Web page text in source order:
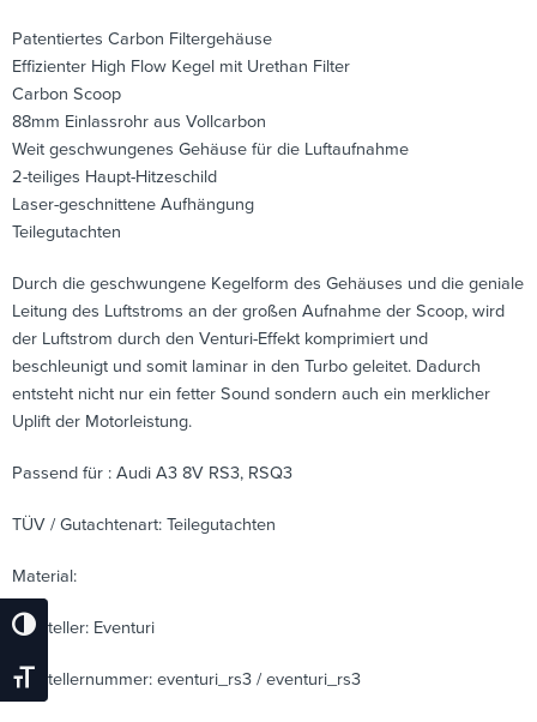
Umschalten Auf Hohe Kontraste
Schrift Vergrößern
Patentiertes Carbon Filtergehäuse
Effizienter High Flow Kegel mit Urethan Filter
Carbon Scoop
88mm Einlassrohr aus Vollcarbon
Weit geschwungenes Gehäuse für die Luftaufnahme
2-teiliges Haupt-Hitzeschild
Laser-geschnittene Aufhängung
Teilegutachten
Durch die geschwungene Kegelform des Gehäuses und die geniale
Leitung des Luftstroms an der großen Aufnahme der Scoop, wird
der Luftstrom durch den Venturi-Effekt komprimiert und
beschleunigt und somit laminar in den Turbo geleitet. Dadurch
entsteht nicht nur ein fetter Sound sondern auch ein merklicher
Uplift der Motorleistung.
Passend für : Audi A3 8V RS3, RSQ3
TÜV / Gutachtenart: Teilegutachten
Material:
Hersteller: Eventuri
Herstellernummer: eventuri_rs3 / eventuri_rs3